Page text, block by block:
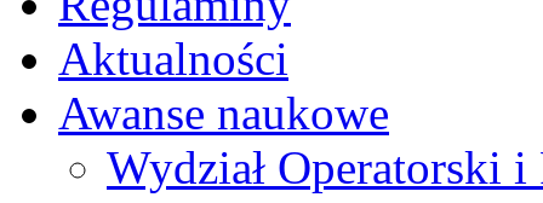
Aktualności
Awanse naukowe
Wydział Operatorski